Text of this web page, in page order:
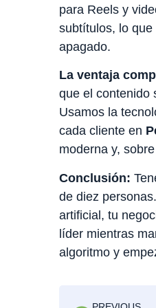
para Reels y
subtítulos, lo
apagado.
La ventaja
que el contenido
Usamos la
cada cliente en
moderna y,
Conclusión:
de diez
artificial, tu
líder mientras
algoritmo y